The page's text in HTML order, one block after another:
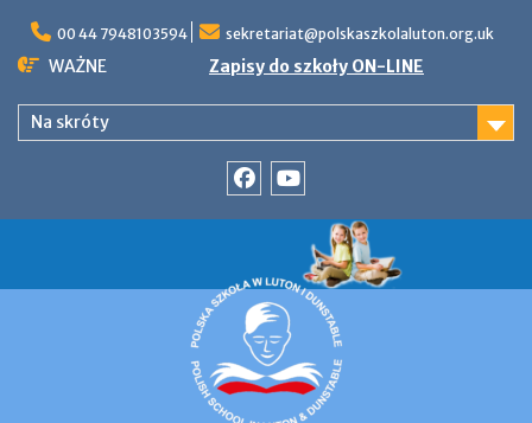
content
00 44 7948103594 sekretariat@polskaszkolaluton.org.uk
WAŻNE Zapisy do szkoły ON-LINE
Na skróty